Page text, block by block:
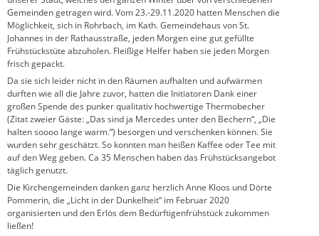
Gemeinden getragen wird. Vom 23.-29.11.2020 hatten Menschen die
Möglichkeit, sich in Rohrbach, im Kath. Gemeindehaus von St.
Johannes in der Rathausstraße, jeden Morgen eine gut gefüllte
Frühstückstüte abzuholen. Fleißige Helfer haben sie jeden Morgen
frisch gepackt.
Da sie sich leider nicht in den Räumen aufhalten und aufwärmen
durften wie all die Jahre zuvor, hatten die Initiatoren Dank einer
großen Spende des punker qualitativ hochwertige Thermobecher
(Zitat zweier Gäste: „Das sind ja Mercedes unter den Bechern“, „Die
halten soooo lange warm.“) besorgen und verschenken können. Sie
wurden sehr geschätzt. So konnten man heißen Kaffee oder Tee mit
auf den Weg geben. Ca 35 Menschen haben das Frühstücksangebot
täglich genutzt.
Die Kirchengemeinden danken ganz herzlich Anne Kloos und Dörte
Pommerin, die „Licht in der Dunkelheit“ im Februar 2020
organisierten und den Erlös dem Bedürftigenfrühstück zukommen
ließen!